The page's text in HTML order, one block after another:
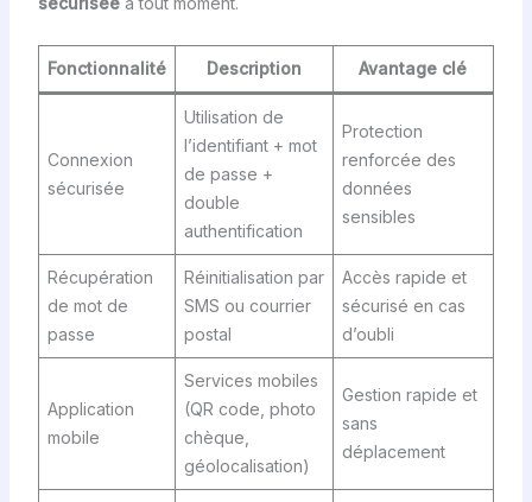
Fonctionnalité Description Avantage clé
Connexion
sécurisée
Utilisation de
l’identifiant + mot
de passe +
double
authentification
Protection
renforcée des
données
sensibles
Récupération
de mot de
passe
Réinitialisation par
SMS ou courrier
postal
Accès rapide et
sécurisé en cas
d’oubli
Application
mobile
Services mobiles
(QR code, photo
chèque,
géolocalisation)
Gestion rapide et
sans
déplacement